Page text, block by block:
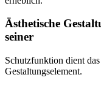
Ästhetische
seiner
Schutzfunktion dient
Gestaltungselement.